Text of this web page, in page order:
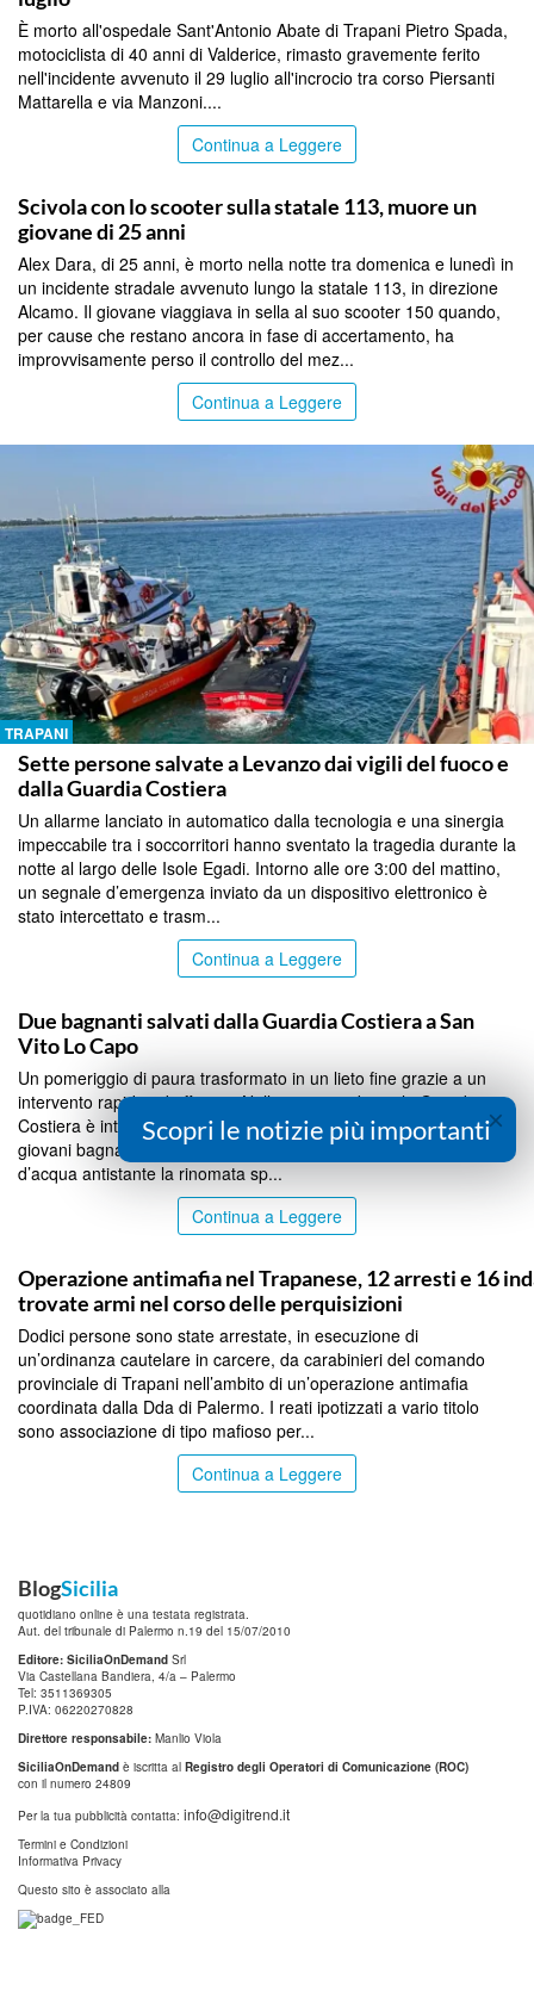
È morto all'ospedale Sant'Antonio Abate di Trapani Pietro Spada,
motociclista di 40 anni di Valderice, rimasto gravemente ferito
nell'incidente avvenuto il 29 luglio all'incrocio tra corso Piersanti
Mattarella e via Manzoni....
Continua a Leggere
Scivola con lo scooter sulla statale 113, muore un
giovane di 25 anni
Alex Dara, di 25 anni, è morto nella notte tra domenica e lunedì in
un incidente stradale avvenuto lungo la statale 113, in direzione
Alcamo. Il giovane viaggiava in sella al suo scooter 150 quando,
per cause che restano ancora in fase di accertamento, ha
improvvisamente perso il controllo del mez...
Continua a Leggere
TRAPANI
Sette persone salvate a Levanzo dai vigili del fuoco e
dalla Guardia Costiera
Un allarme lanciato in automatico dalla tecnologia e una sinergia
impeccabile tra i soccorritori hanno sventato la tragedia durante la
notte al largo delle Isole Egadi. Intorno alle ore 3:00 del mattino,
un segnale d’emergenza inviato da un dispositivo elettronico è
stato intercettato e trasm...
Continua a Leggere
Due bagnanti salvati dalla Guardia Costiera a San
Vito Lo Capo
Un pomeriggio di paura trasformato in un lieto fine grazie a un
intervento rapido ed efficace. Nella giornata di ieri, la Guardia
Costiera è intervenuta con tempestività per soccorrere due
giovani bagnanti che si trovavano in grave difficoltà nello specchio
d’acqua antistante la rinomata sp...
Continua a Leggere
Operazione antimafia nel Trapanese, 12 arresti e 16
trovate armi nel corso delle perquisizioni
Dodici persone sono state arrestate, in esecuzione di
un’ordinanza cautelare in carcere, da carabinieri del comando
provinciale di Trapani nell’ambito di un’operazione antimafia
coordinata dalla Dda di Palermo. I reati ipotizzati a vario titolo
sono associazione di tipo mafioso per...
Continua a Leggere
BlogSicilia
quotidiano online è una testata registrata.
Aut. del tribunale di Palermo n.19 del 15/07/2010
Editore: SiciliaOnDemand Srl
Via Castellana Bandiera, 4/a – Palermo
Tel: 3511369305
P.IVA: 06220270828
Direttore responsabile: Manlio Viola
SiciliaOnDemand è iscritta al Registro degli Operatori di Comunicazione (ROC)
con il numero 24809
Per la tua pubblicità contatta: info@digitrend.it
Termini e Condizioni
Informativa Privacy
Questo sito è associato alla
×
Scopri le notizie più importanti